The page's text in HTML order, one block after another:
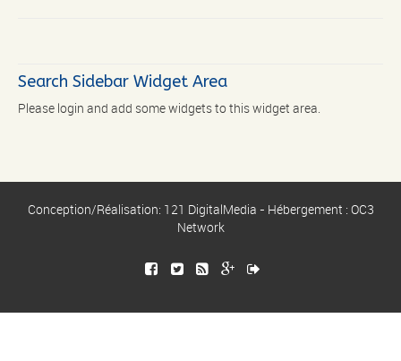
Search Sidebar Widget Area
Please login and add some widgets to this widget area.
Conception/Réalisation: 121 DigitalMedia - Hébergement : OC3
Network